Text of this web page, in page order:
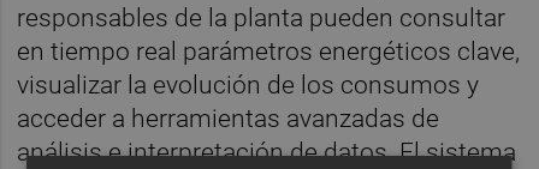
responsables de la planta pueden consultar
en tiempo real parámetros energéticos clave,
visualizar la evolución de los consumos y
acceder a herramientas avanzadas de
análisis e interpretación de datos. El sistema